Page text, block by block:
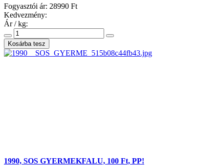
Fogyasztói ár: 28990 Ft
Kedvezmény:
Ár / kg:
1990, SOS GYERMEKFALU, 100 Ft, PP!